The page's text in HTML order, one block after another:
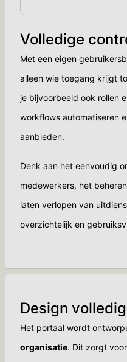
Volledige
Met een eigen
alleen wie toegang krijgt
je bijvoorbeeld ook rollen
workflows automatiseren
aanbieden.
Denk aan het eenvoudig
medewerkers, het
laten verlopen van
overzichtelijk en
Design
Het portaal wordt
organisatie. Dit zorgt voor